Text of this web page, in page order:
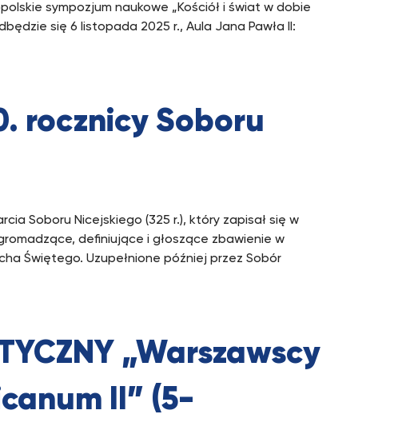
sympozjum naukowe „Kościół i świat w dobie
się 6 listopada 2025 r., Aula Jana Pawła II:
rocznicy Soboru
Soboru Nicejskiego (325 r.), który zapisał się w
definiujące i głoszące zbawienie w
Świętego. Uzupełnione później przez Sobór
„Warszawscy
II” (5-